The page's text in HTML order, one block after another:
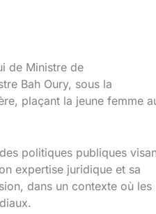
de Ministre de
Bah Oury, sous la
plaçant la jeune femme
politiques publiques
expertise juridique et sa
dans un contexte où les